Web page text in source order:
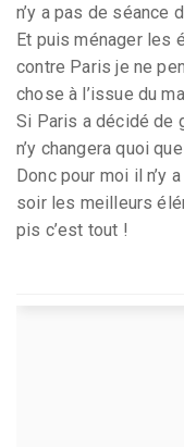
n’y a pas de séance
Et puis ménager les
contre Paris je ne
chose à l’issue du
Si Paris a décidé de
n’y changera quoi
Donc pour moi il n’y
soir les meilleurs
pis c’est tout !